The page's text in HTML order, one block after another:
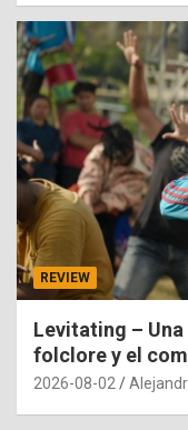
REVIEW
Levitating –
folclore y el
2026-08-02